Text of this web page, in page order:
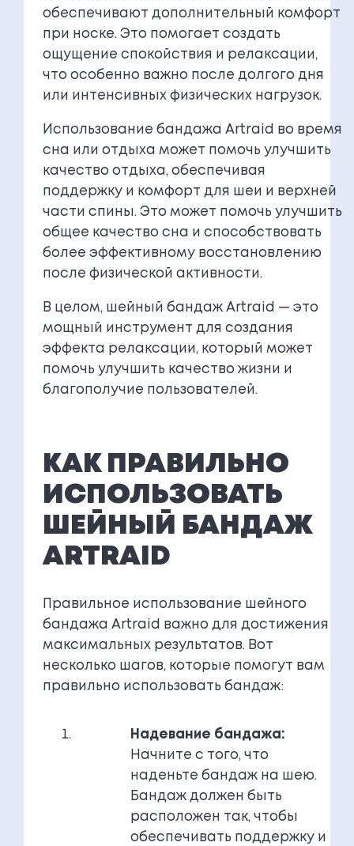
обеспечивают дополнительный комфорт
при носке. Это помогает создать
ощущение спокойствия и релаксации,
что особенно важно после долгого дня
или интенсивных физических нагрузок.
Использование бандажа Artraid во время
сна или отдыха может помочь улучшить
качество отдыха, обеспечивая
поддержку и комфорт для шеи и верхней
части спины. Это может помочь улучшить
общее качество сна и способствовать
более эффективному восстановлению
после физической активности.
В целом, шейный бандаж Artraid — это
мощный инструмент для создания
эффекта релаксации, который может
помочь улучшить качество жизни и
благополучие пользователей.
КАК ПРАВИЛЬНО
ИСПОЛЬЗОВАТЬ
ШЕЙНЫЙ БАНДАЖ
ARTRAID
Правильное использование шейного
бандажа Artraid важно для достижения
максимальных результатов. Вот
несколько шагов, которые помогут вам
правильно использовать бандаж:
Надевание бандажа:
Начните с того, что
наденьте бандаж на шею.
Бандаж должен быть
расположен так, чтобы
обеспечивать поддержку и